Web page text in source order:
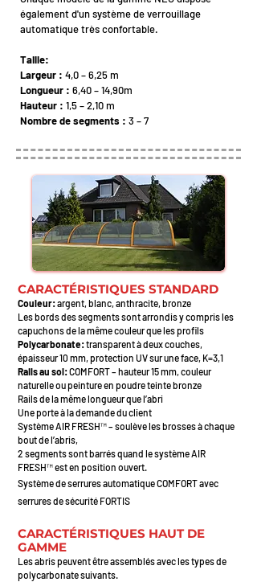
également d'un système de verrouillage
automatique très confortable.
Taille:
Largeur : 4,0 – 6,25 m
Longueur : 6,40 – 14,90m
Hauteur : 1,5 – 2,10 m
Nombre de segments : 3 – 7
CARACTÉRISTIQUES STANDARD
Couleur:argent,blanc, anthracite, bronze
Les bords des segments sont arrondis y compris les
capuchons de la même couleur que les profils
Polycarbonate:transparent à deux couches,
épaisseur 10 mm, protection UV sur une face, K=3,1
Rails au sol:COMFORT – hauteur 15 mm, couleur
naturelle ou peinture en poudre teinte bronze
Rails de la même longueur que l’abri
Une porte à la demande du client
Système AIR FRESH™ – soulève les brosses à chaque
bout de l’abris,
2 segments sont barrés quand le système AIR
FRESH™ est en position ouvert.
Système de serrures automatique COMFORT avec
serrures de sécurité FORTIS
CARACTÉRISTIQUES HAUT DE
GAMME
Les abris peuvent être assemblés avec les types de
polycarbonate suivants.